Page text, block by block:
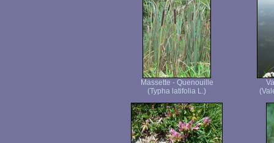
Massette - Quenouille
(Typha latifolia L.)